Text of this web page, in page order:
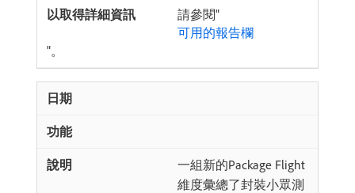
請參閱"
可用的報告欄
"。
一組新的Package Flight
維度彙總了封裝小眾測